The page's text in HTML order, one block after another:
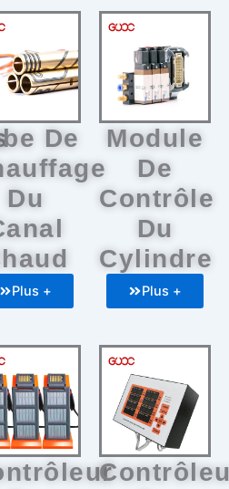
De
Du
Plus +
Module
De
Contrôle
Du
Cylindre
Plus +